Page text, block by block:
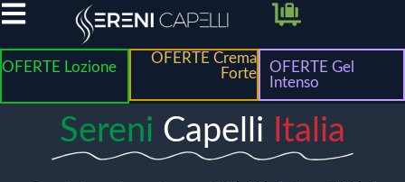
OFERTE Lozione
OFERTE Crema
Forte
OFERTE Gel
Intenso
Sereni Capelli Italia